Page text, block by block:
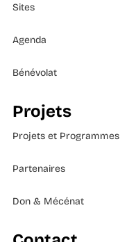
Sites
Agenda
Bénévolat
Projets
Projets et Programmes
Partenaires
Don & Mécénat